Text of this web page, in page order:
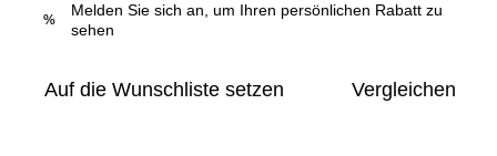
%
Melden Sie sich an, um Ihren persönlichen Rabatt zu
sehen
Auf die Wunschliste setzen Vergleichen